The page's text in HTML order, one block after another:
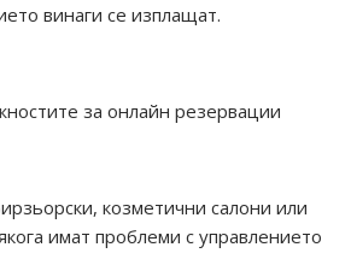
винаги се изплащат.
за онлайн резервации
козметични салони или
имат проблеми с управлението